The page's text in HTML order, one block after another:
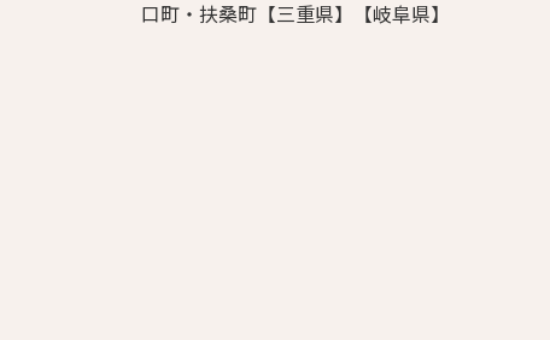
口町・扶桑町【三重県】【岐阜県】